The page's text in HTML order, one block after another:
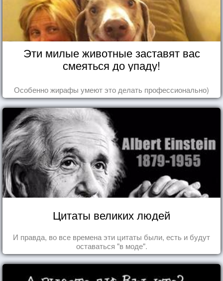
Эти милые животные заставят вас
смеяться до упаду!
Особенно жирафы умеют это делать профессионально)
Цитаты великих людей
И правда, во все времена эти цитаты были, есть и будут
оставаться "в моде".